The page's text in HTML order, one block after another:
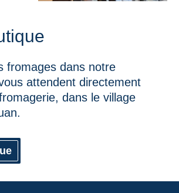
fromages dans notre
attendent directement
dans le village